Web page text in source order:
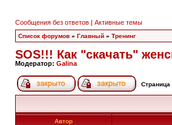
Сообщения без ответов | Активные темы
Список форумов » Главный » Тренинг
SOS!!! Как "скачать"
Модератор: Galina
Страница
Автор